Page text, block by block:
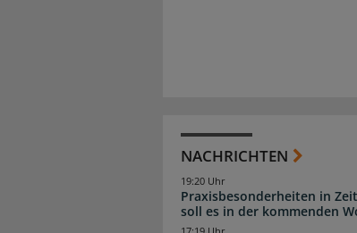
NACHRICHTEN
Praxisbesonderheiten in
soll es in der kommenden
19:20 Uhr